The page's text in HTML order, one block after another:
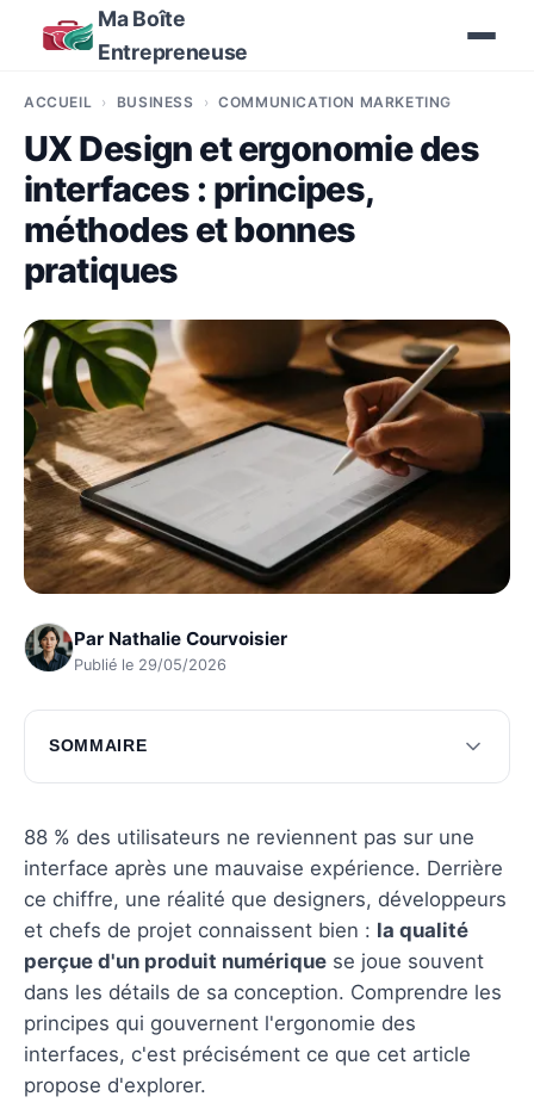
Ma Boîte
Entrepreneuse
ACCUEIL BUSINESS COMMUNICATION MARKETING
UX Design et ergonomie des
interfaces : principes,
méthodes et bonnes
pratiques
Par Nathalie Courvoisier
Publié le 29/05/2026
SOMMAIRE
Principes fondamentaux de l'ux design
Méthodes de recherche en ux design
Bonnes pratiques pour un design ux efficace
Questions fréquentes
88 % des utilisateurs ne reviennent pas sur une
interface après une mauvaise expérience. Derrière
ce chiffre, une réalité que designers, développeurs
et chefs de projet connaissent bien : la qualité
perçue d'un produit numérique se joue souvent
dans les détails de sa conception. Comprendre les
principes qui gouvernent l'ergonomie des
interfaces, c'est précisément ce que cet article
propose d'explorer.